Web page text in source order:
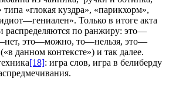
«глокая куздра», «парикхорм»,
Только в итоге акта
распределяются по ранжиру: это—
это—можно, то—нельзя, это—
данном контексте») и так далее.
[18]: игра слов, игра в белиберду